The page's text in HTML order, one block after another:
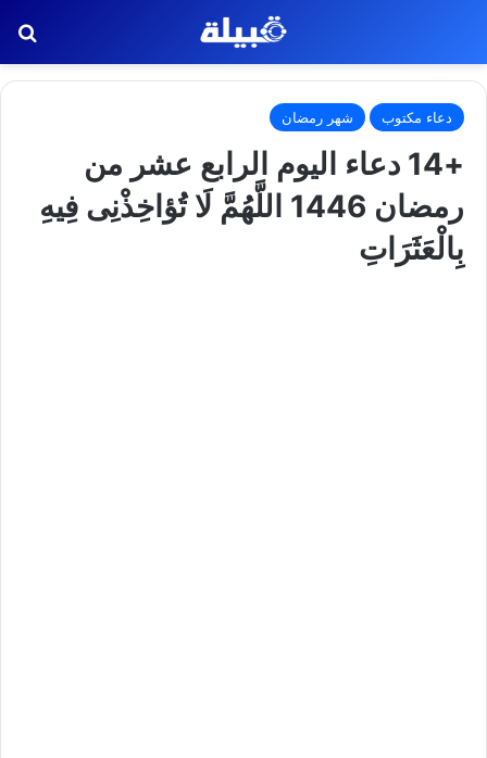
دعاء مكتوب شهر رمضان
+14 دعاء اليوم الرابع عشر من
رمضان 1446 اللَّهُمَّ لَا تُؤاخِذْنِى فِيهِ
بِالْعَثَرَاتِ